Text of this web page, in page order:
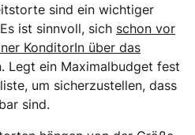
sind ein wichtiger
ist sinnvoll, sich schon vor
KonditorIn über das
Legt ein Maximalbudget fest
um sicherzustellen, dass
sind.